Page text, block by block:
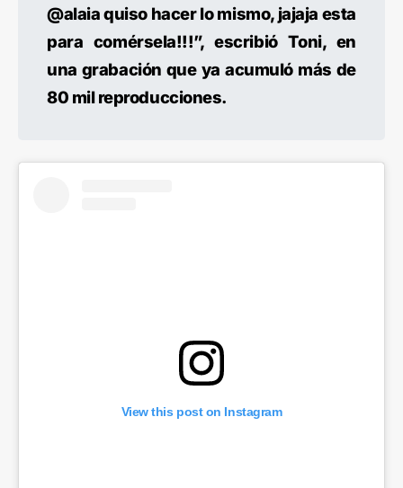
@alaia quiso hacer lo mismo, jajaja esta
para comérsela!!!”, escribió Toni, en
una grabación que ya acumuló más de
80 mil reproducciones.
View this post on Instagram